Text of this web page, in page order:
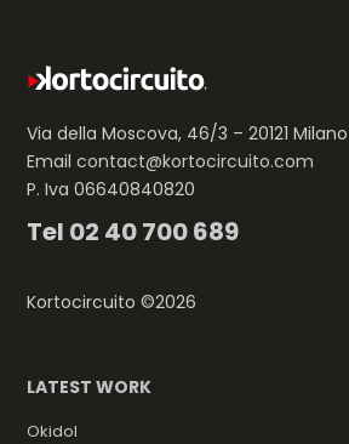
Via della Moscova, 46/3 – 20121 Milano
Emailcontact@kortocircuito.com
P. Iva 06640840820
Tel 02 40 700 689
Kortocircuito ©2026
LATEST WORK
Okidol